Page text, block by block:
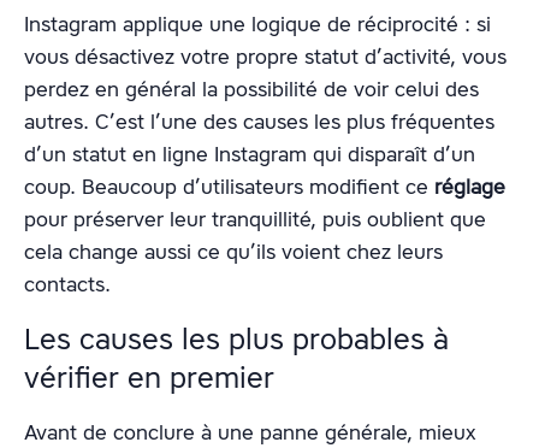
Instagram applique une logique de réciprocité : si
vous désactivez votre propre statut d’activité, vous
perdez en général la possibilité de voir celui des
autres. C’est l’une des causes les plus fréquentes
d’un statut en ligne Instagram qui disparaît d’un
coup. Beaucoup d’utilisateurs modifient ce réglage
pour préserver leur tranquillité, puis oublient que
cela change aussi ce qu’ils voient chez leurs
contacts.
Les causes les plus probables à
vérifier en premier
Avant de conclure à une panne générale, mieux